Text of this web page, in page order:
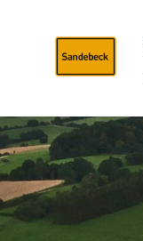
navigation